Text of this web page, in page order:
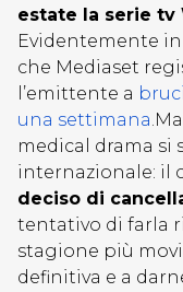
estate la serie tv
Evidentemente
che Mediaset
l’emittente a
una settimana
medical drama si
internazionale: il
deciso di
tentativo di farla
stagione più
definitiva e a